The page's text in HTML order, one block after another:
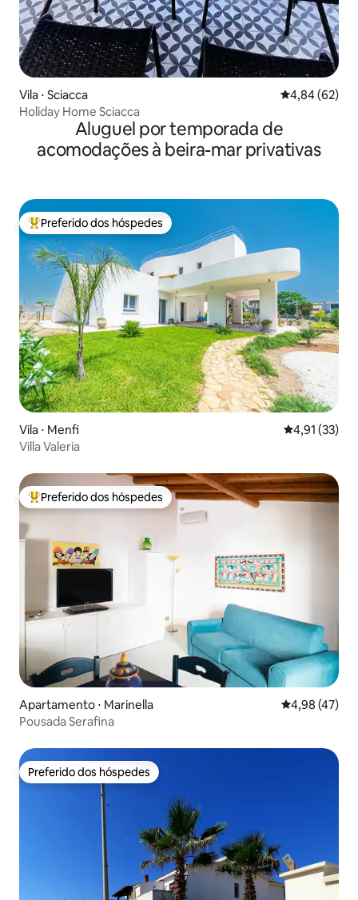
Vila ⋅ Sciacca 4,84 de uma
4,84 (62)
Holiday Home Sciacca
Aluguel por temporada de
acomodações à beira-mar privativas
Entre os melhores preferidos dos hóspedes
Preferido dos hóspedes
Vila ⋅ Menfi 4,91 de uma
4,91 (33)
Villa Valeria
Entre os melhores preferidos dos hóspedes
Preferido dos hóspedes
Apartamento ⋅ Marinella 4,98 de uma
4,98 (47)
Pousada Serafina
Preferido dos hóspedes
Preferido dos hóspedes